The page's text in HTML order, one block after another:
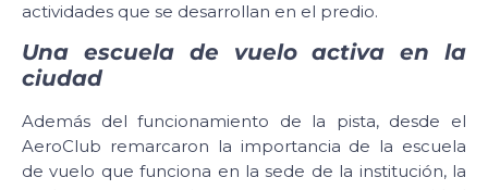
actividades que se desarrollan en el predio.
Una escuela de vuelo activa en la
ciudad
Además del funcionamiento de la pista, desde el
AeroClub remarcaron la importancia de la escuela
de vuelo que funciona en la sede de la institución, la